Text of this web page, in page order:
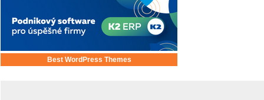
Best WordPress Themes